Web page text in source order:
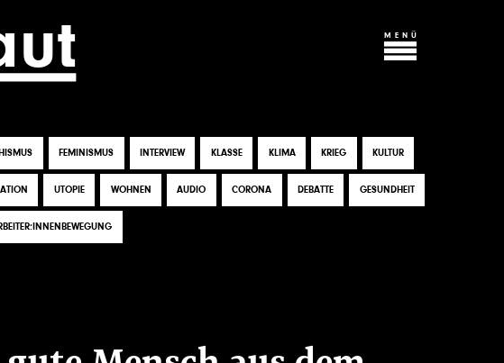
ut MENÜ
ARCHIV
ÜBER UNS
KOSMOPROLET
KONTAKT & MITARBEIT
FEMINISMUS INTERVIEW KLASSE KLIMA KRIEG KULTUR
UTOPIE WOHNEN AUDIO CORONA DEBATTE GESUNDHEIT